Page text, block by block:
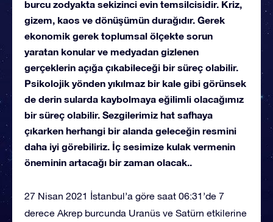
burcu zodyakta sekizinci evin temsilcisidir. Kriz,
gizem, kaos ve dönüşümün durağıdır. Gerek
ekonomik gerek toplumsal ölçekte sorun
yaratan konular ve medyadan gizlenen
gerçeklerin açığa çıkabileceği bir süreç olabilir.
Psikolojik yönden yıkılmaz bir kale gibi görünsek
de derin sularda kaybolmaya eğilimli olacağımız
bir süreç olabilir. Sezgilerimiz hat safhaya
çıkarken herhangi bir alanda geleceğin resmini
daha iyi görebiliriz. İç sesimize kulak vermenin
öneminin artacağı bir zaman olacak..
27 Nisan 2021 İstanbul’a göre saat 06:31’de 7
derece Akrep burcunda Uranüs ve Satürn etkilerine